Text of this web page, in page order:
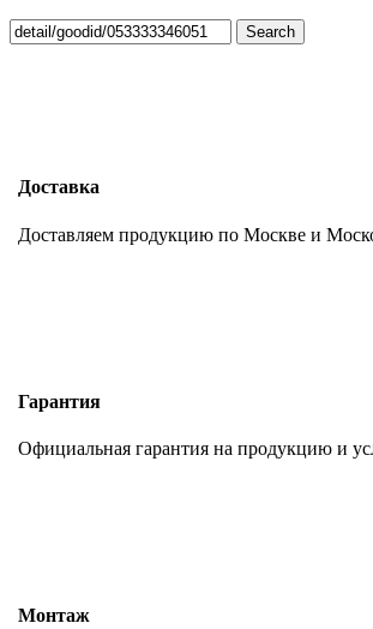
Search
Доставка
Доставляем продукцию по Москве и
Гарантия
Официальная гарантия на продукцию и
Монтаж